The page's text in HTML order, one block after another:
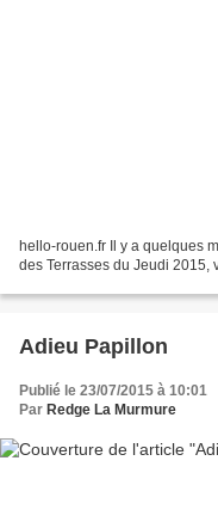
hello-rouen.fr Il y a quelques
des Terrasses du Jeudi 2015,
Adieu Papillon
Publié le 23/07/2015 à 10:01
Par Redge La Murmure